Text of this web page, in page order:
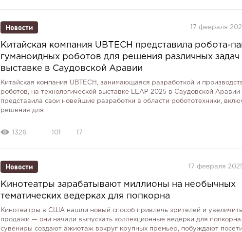
Новости 17 февраля
Китайская компания UBTECH представила робота-
гуманоидных роботов для решения различных задач
выставке в Саудовской Аравии
Китайская компания UBTECH, занимающаяся разработкой и
роботов, на технологической выставке LEAP 2025 в Саудовской Аравии
представила свои новейшие разработки в области робототехники,
решения для
1326 101 17
Новости 17 февраля
Кинотеатры зарабатывают миллионы на необычных
тематических ведерках для попкорна
Кинотеатры в США нашли новый способ привлечь зрителей и увеличить
продажи — они начали выпускать коллекционные ведерки для
сувениры создают ажиотаж вокруг крупных премьер, побуждают